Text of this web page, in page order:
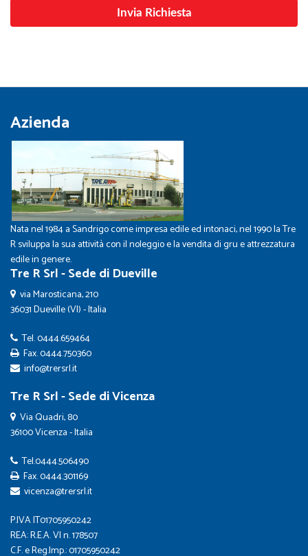
Azienda
Nata nel 1984 a Sandrigo come impresa edile ed intonaci, nel 1990 la Tre
R sviluppa la sua attività con il noleggio e la vendita di gru e attrezzatura
edile in genere.
Tre R Srl - Sede di Dueville
via Marosticana, 210
36031 Dueville (VI) - Italia
Tel.0444.659464
Fax. 0444.750360
info@trersrl.it
Tre R Srl - Sede di Vicenza
Via Quadri, 80
36100 Vicenza - Italia
Tel.0444.506490
Fax. 0444.301169
vicenza@trersrl.it
P.IVA IT01705950242
REA: R.E.A. VI n. 178507
C.F. e Reg.Imp.: 01705950242